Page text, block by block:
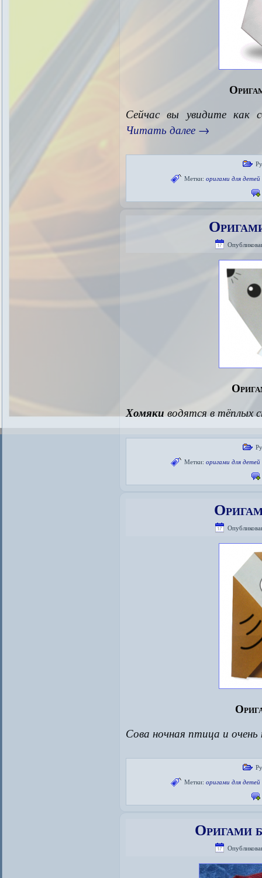
Сейчас вы увидите как
Читать далее →
Метки: оригами для детей
Хомяки водятся в тёплых
Метки: оригами для детей
Сова ночная птица и
Метки: оригами для детей
Оригами